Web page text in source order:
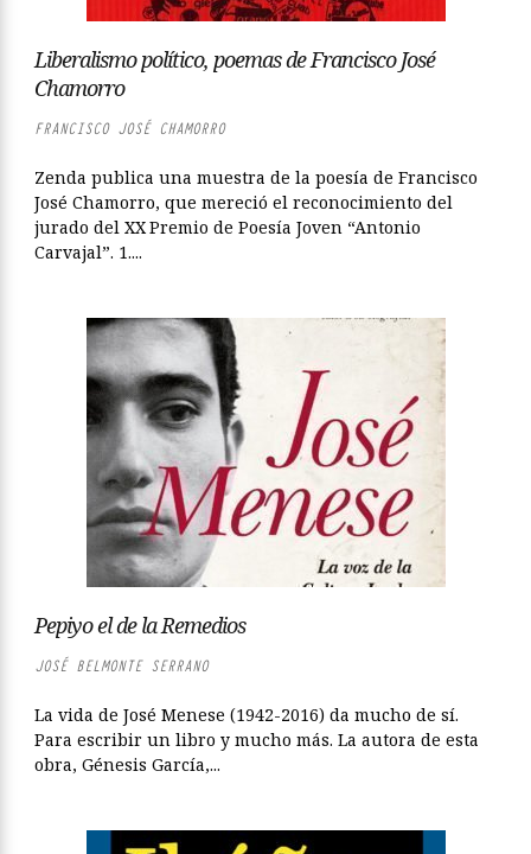
Liberalismo político, poemas de Francisco José
Chamorro
FRANCISCO JOSÉ CHAMORRO
Zenda publica una muestra de la poesía de Francisco
José Chamorro, que mereció el reconocimiento del
jurado del XX Premio de Poesía Joven “Antonio
Carvajal”. 1....
Pepiyo el de la Remedios
JOSÉ BELMONTE SERRANO
La vida de José Menese (1942-2016) da mucho de sí.
Para escribir un libro y mucho más. La autora de esta
obra, Génesis García,...